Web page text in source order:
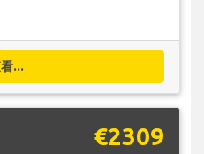
...
€2309